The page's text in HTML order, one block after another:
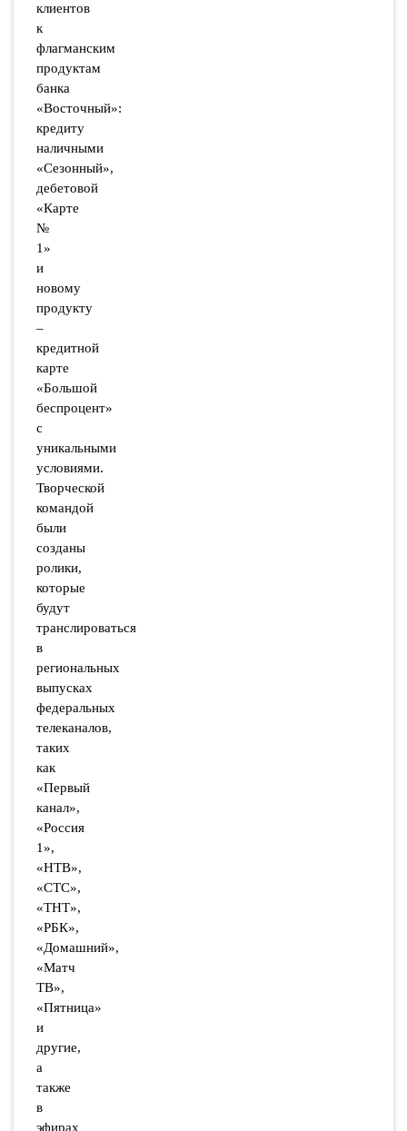
клиентов
к
флагманским
продуктам
банка
«Восточный»:
кредиту
наличными
«Сезонный»,
дебетовой
«Карте
№
1»
и
новому
продукту
–
кредитной
карте
«Большой
беспроцент»
с
уникальными
условиями.
Творческой
командой
были
созданы
ролики,
которые
будут
транслироваться
в
региональных
выпусках
федеральных
телеканалов,
таких
как
«Первый
канал»,
«Россия
1»,
«НТВ»,
«СТС»,
«ТНТ»,
«РБК»,
«Домашний»,
«Матч
ТВ»,
«Пятница»
и
другие,
а
также
в
эфирах